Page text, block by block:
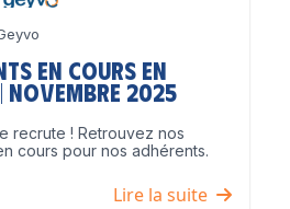
en cours en
2025
recrute ! Retrouvez nos
cours pour nos adhérents.
Lire la suite